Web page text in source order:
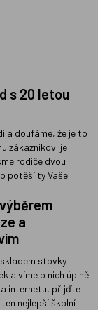
s 20 letou
a doufáme, že je to
zákazníkovi je
rodiče dvou
potěší ty Vaše.
a
stovky
a víme o nich úplně
internetu, přijďte
nejlepší školní